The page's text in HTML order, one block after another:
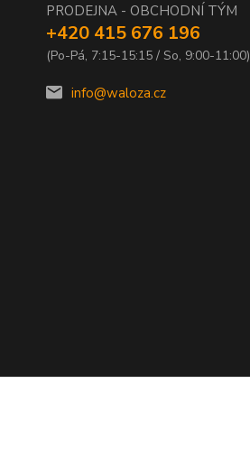
PRODEJNA - OBCHODNÍ TÝM
+420 415 676 196
(Po-Pá, 7:15-15:15 / So, 9:00-11:00)
info@waloza.cz